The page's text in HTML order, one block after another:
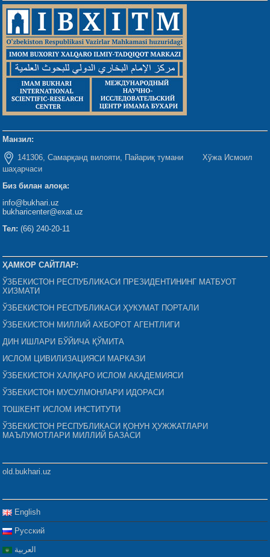
Манзил:
141306, Самарқанд вилояти, Пайариқ тумани Хўжа Исмоил
шаҳарчаси
Биз билан алоқа:
info@bukhari.uz
bukharicenter@exat.uz
Тел: (66) 240-20-11
ҲАМКОР САЙТЛАР:
ЎЗБЕКИСТОН РЕСПУБЛИКАСИ ПРЕЗИДЕНТИНИНГ МАТБУОТ
ХИЗМАТИ
ЎЗБЕКИСТОН РЕСПУБЛИКАСИ ҲУКУМАТ ПОРТАЛИ
ЎЗБЕКИСТОН МИЛЛИЙ АХБОРОТ АГЕНТЛИГИ
ДИН ИШЛАРИ БЎЙИЧА ҚЎМИТА
ИСЛОМ ЦИВИЛИЗАЦИЯСИ МАРКАЗИ
ЎЗБЕКИСТОН ХАЛҚАРО ИСЛОМ АКАДЕМИЯСИ
ЎЗБЕКИСТОН МУСУЛМОНЛАРИ ИДОРАСИ
ТОШКЕНТ ИСЛОМ ИНСТИТУТИ
ЎЗБЕКИСТОН РЕСПУБЛИКАСИ ҚОНУН ҲУЖЖАТЛАРИ
МАЪЛУМОТЛАРИ МИЛЛИЙ БАЗАСИ
old.bukhari.uz
English
Русский
العربية